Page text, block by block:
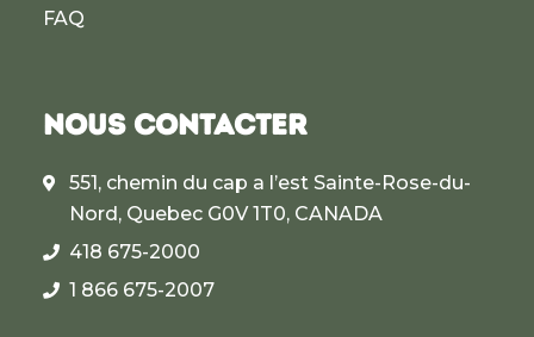
FAQ
NOUS CONTACTER
551, chemin du cap a l’est Sainte-Rose-du-
Nord, Quebec G0V 1T0, CANADA
418 675-2000
1 866 675-2007